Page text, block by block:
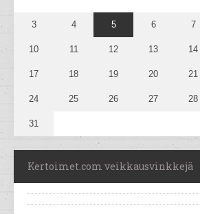
3 4 5 6 7
10 11 12 13 14
17 18 19 20 21
24 25 26 27 28
31
Kertoimet.com veikkausvinkkejä